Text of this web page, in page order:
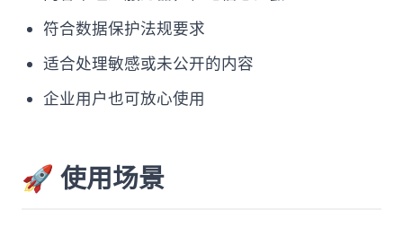
符合数据保护法规要求
适合处理敏感或未公开的内容
企业用户也可放心使用
🚀 使用场景